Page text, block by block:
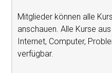
Mitglieder können alle
anschauen. Alle Kurse
Internet, Computer,
verfügbar.